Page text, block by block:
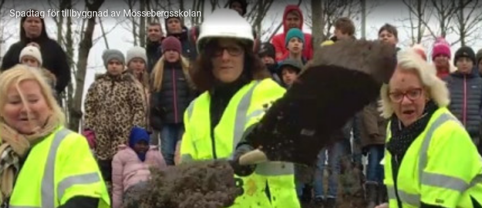
Spadtag för tillbyggnad av Mössebergsskolan